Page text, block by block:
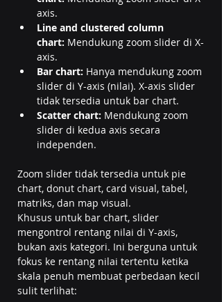
axis.
Line and clustered column
chart: Mendukung zoom slider di X-
axis.
Bar chart: Hanya mendukung zoom
slider di Y-axis (nilai). X-axis slider
tidak tersedia untuk bar chart.
Scatter chart: Mendukung zoom
slider di kedua axis secara
independen.
Zoom slider tidak tersedia untuk pie
chart, donut chart, card visual, tabel,
matriks, dan map visual.
Khusus untuk bar chart, slider
mengontrol rentang nilai di Y-axis,
bukan axis kategori. Ini berguna untuk
fokus ke rentang nilai tertentu ketika
skala penuh membuat perbedaan kecil
sulit terlihat: